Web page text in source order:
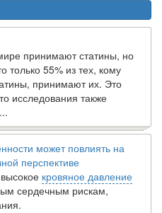
принимают статины, но
только 55% из тех, кому
принимают их. Это
исследования также
может повлиять на
перспективе
кровяное давление
сердечным рискам,